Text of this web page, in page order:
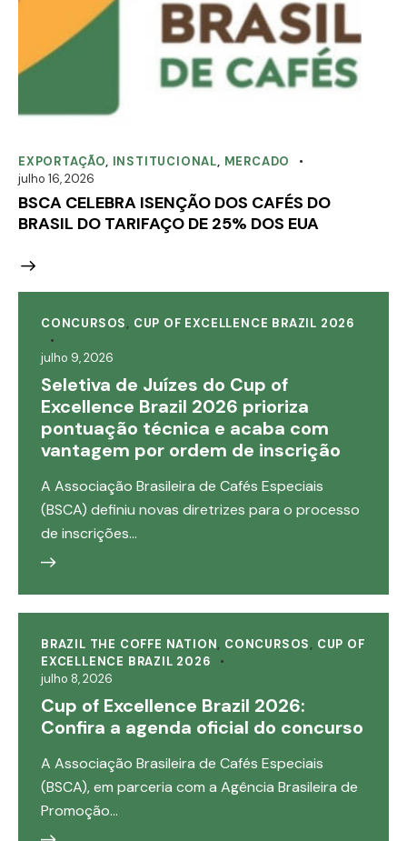
EXPORTAÇÃO, INSTITUCIONAL, MERCADO
julho 16, 2026
BSCA CELEBRA ISENÇÃO DOS CAFÉS DO
BRASIL DO TARIFAÇO DE 25% DOS EUA
CONCURSOS, CUP OF EXCELLENCE BRAZIL 2026
julho 9, 2026
Seletiva de Juízes do Cup of
Excellence Brazil 2026 prioriza
pontuação técnica e acaba com
vantagem por ordem de inscrição
A Associação Brasileira de Cafés Especiais
(BSCA) definiu novas diretrizes para o processo
de inscrições…
BRAZIL THE COFFE NATION, CONCURSOS, CUP OF
EXCELLENCE BRAZIL 2026
julho 8, 2026
Cup of Excellence Brazil 2026:
Confira a agenda oficial do concurso
A Associação Brasileira de Cafés Especiais
(BSCA), em parceria com a Agência Brasileira de
Promoção…